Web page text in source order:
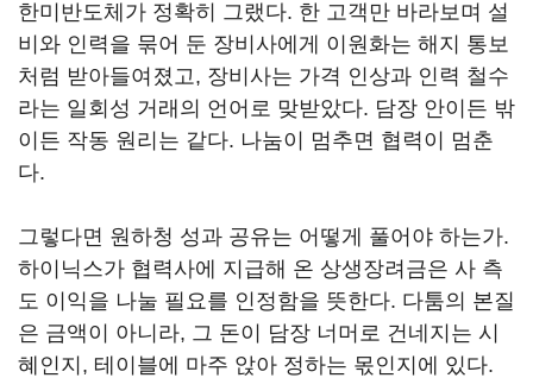
한미반도체가 정확히 그랬다. 한 고객만 바라보며 설
비와 인력을 묶어 둔 장비사에게 이원화는 해지 통보
처럼 받아들여졌고, 장비사는 가격 인상과 인력 철수
라는 일회성 거래의 언어로 맞받았다. 담장 안이든 밖
이든 작동 원리는 같다. 나눔이 멈추면 협력이 멈춘
다.
그렇다면 원하청 성과 공유는 어떻게 풀어야 하는가.
하이닉스가 협력사에 지급해 온 상생장려금은 사 측
도 이익을 나눌 필요를 인정함을 뜻한다. 다툼의 본질
은 금액이 아니라, 그 돈이 담장 너머로 건네지는 시
혜인지, 테이블에 마주 앉아 정하는 몫인지에 있다.